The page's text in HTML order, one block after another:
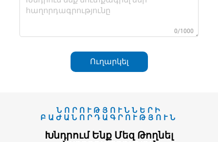
0/1000
Ուղարկել
ՆՈՐՈՒԹՅՈՒՆՆԵՐԻ
ԲԱԺԱՆՈՐԴԱԳՐՈՒԹՅՈՒՆ
Խնդրում Ենք Մեզ Թողնել